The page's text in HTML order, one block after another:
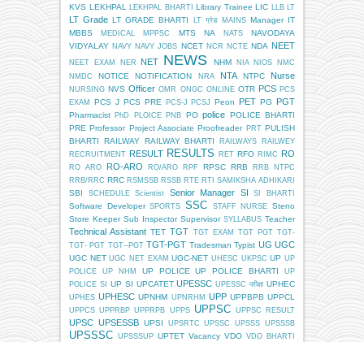
KVS LEKHPAL LEKHPAL BHARTI Library Trainee LIC LLB LT
LT Grade LT GRADE BHARTI LT ग्रेड MAINS Manager IT
MBBS
MEDICAL MPPSC MTS NA NATS
NAVODAYA
VIDYALAY NAVY NAVY JOBS NCET NCR NCTE NDA NEET
NEET EXAM NER NET NEWS NHM NIA NIOS
NMC
NMDC
NOTICE NOTIFICATION NRA NTA NTPC Nurse
NURSING NVS Officer OMR ONGC ONLINE OTR PCS PCS
EXAM
PCS J PCS PRE PCS-J PCSJ Peon PET PG PGT
Pharmacist PhD PLOICE PNB PO police POLICE BHARTI
PRE Professor Project Associate Proofreader PRT PULISH
BHARTI
RAILWAY RAILWAY BHARTI RAILWAYS
RAILWEY
RECRUITMENT RESULT RESULTS RET RFO RIMC RO
RO ARO RO-ARO RO/ARO RPF RPSC RRB
RRB NTPC
RRB/RRC RRC RSMSSB RSSB RTE RTI SAMIKSHA ADHIKARI
SBI SCHEDULE Scientist Senior Manager SI SI BHARTI
Software Developer SPORTS SSC STAFF NURSE
Steno
Store Keeper Sub Inspector Supervisor SYLLABUS Teacher
Technical Assistant TET TGT TGT EXAM TGT PGT TGT-
TGT- PGT TGT--PGT TGT-PGT Tradesman Typist UG UGC
UGC NET UGC NET EXAM UGC-NET UHESC UKPSC UP UP
POLICE
UP NHM UP POLICE UP POLICE BHARTI
UP
POLICE SI
UP SI UPCATET UPESSC UPESSC परीक्षा UPHEC
UPHES UPHESC UPNHM UPNRHM UPP UPPBPB UPPCL
UPPCS UPPRBP UPPRPB UPPS UPPSC UPPSC RESULT
UPSC UPSESSB UPSI UPSRTC UPSSC UPSSS UPSSSB
UPSSSC UPSSSUP UPTET Vacancy VDO VDO BHARTI